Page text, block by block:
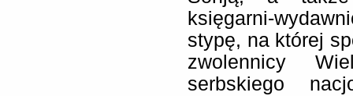
księgarni-
stypę, na której
zwolennicy
serbskiego